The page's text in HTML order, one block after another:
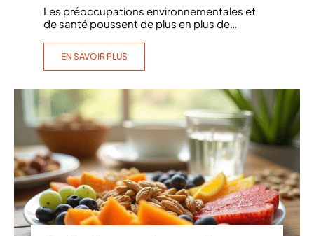
Les préoccupations environnementales et
de santé poussent de plus en plus de…
EN SAVOIR PLUS